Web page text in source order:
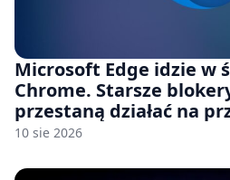
Microsoft Edge idzie w
Chrome. Starsze
przestaną działać na
10 sie 2026